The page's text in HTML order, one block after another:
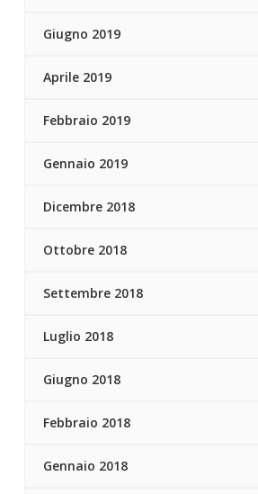
Giugno 2019
Aprile 2019
Febbraio 2019
Gennaio 2019
Dicembre 2018
Ottobre 2018
Settembre 2018
Luglio 2018
Giugno 2018
Febbraio 2018
Gennaio 2018